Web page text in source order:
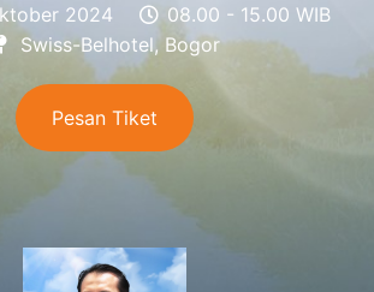
2024
08.00 - 15.00 WIB
Swiss-Belhotel, Bogor
Pesan Tiket